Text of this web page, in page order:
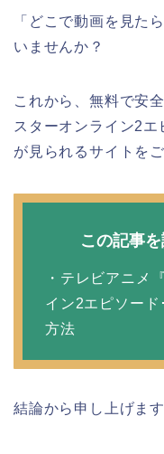
「どこで動画を見た
いませんか？
これから、無料で安
スターオンライン2
が見られるサイトを
この記事
・テレビアニメ
イン2エピソー
方法
結論から申し上げます